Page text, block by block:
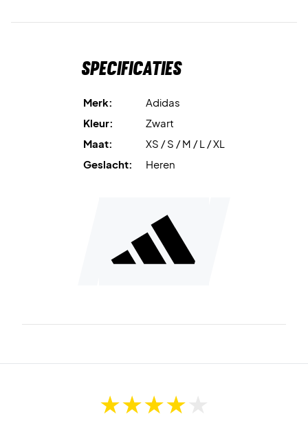
Specificaties
Merk:
Adidas
Kleur:
Zwart
Maat:
XS / S / M / L / XL
Geslacht:
Heren